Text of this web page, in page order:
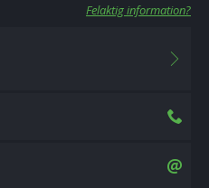
Felaktig information?